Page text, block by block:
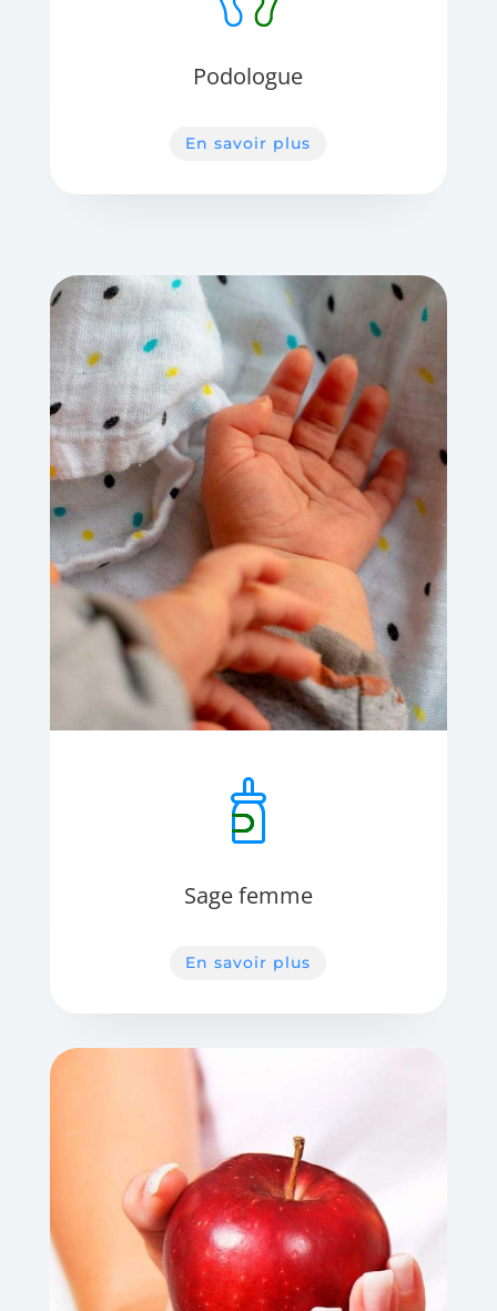
Podologue
En savoir plus
Sage femme
En savoir plus